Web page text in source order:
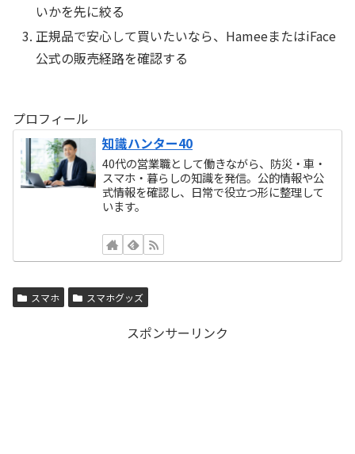
いかを先に絞る
正規品で安心して買いたいなら、HameeまたはiFace
公式の販売経路を確認する
プロフィール
知識ハンター40
40代の営業職として働きながら、防災・車・
スマホ・暮らしの知識を発信。公的情報や公
式情報を確認し、日常で役立つ形に整理して
います。
スマホ スマホグッズ
スポンサーリンク